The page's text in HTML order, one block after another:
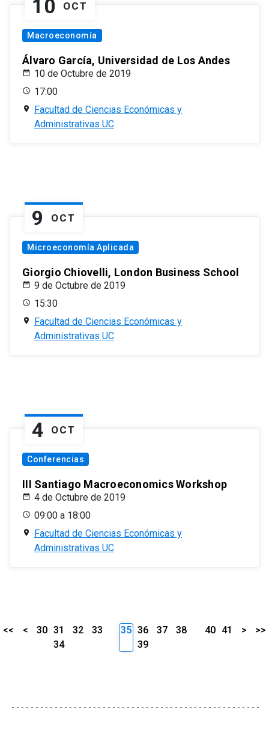
10 OCT
Macroeconomía
Álvaro García, Universidad de Los Andes
10 de Octubre de 2019
17:00
Facultad de Ciencias Económicas y
Administrativas UC
9 OCT
Microeconomía Aplicada
Giorgio Chiovelli, London Business School
9 de Octubre de 2019
15:30
Facultad de Ciencias Económicas y
Administrativas UC
4 OCT
Conferencias
III Santiago Macroeconomics Workshop
4 de Octubre de 2019
09:00 a 18:00
Facultad de Ciencias Económicas y
Administrativas UC
<< < 30 31 32
33
34
35 36 37
38
39
40 41 > >>